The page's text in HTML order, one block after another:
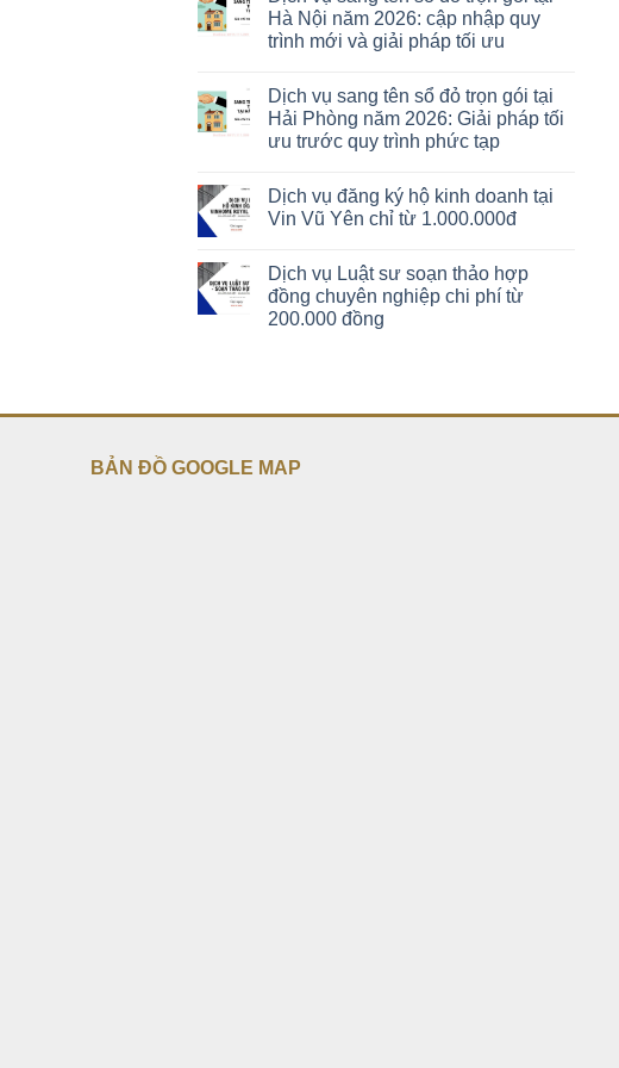
Hà Nội năm 2026: cập nhập quy
trình mới và giải pháp tối ưu
Dịch vụ sang tên sổ đỏ trọn gói tại
Hải Phòng năm 2026: Giải pháp tối
ưu trước quy trình phức tạp
Dịch vụ đăng ký hộ kinh doanh tại
Vin Vũ Yên chỉ từ 1.000.000đ
Dịch vụ Luật sư soạn thảo hợp
đồng chuyên nghiệp chi phí từ
200.000 đồng
BẢN ĐỒ GOOGLE MAP